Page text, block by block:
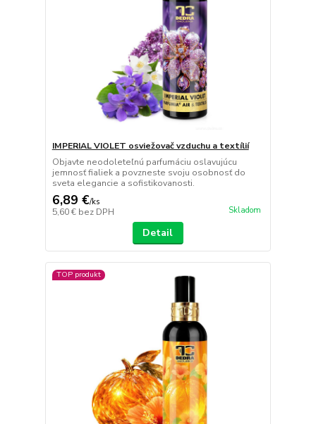
IMPERIAL VIOLET osviežovač vzduchu a textílií
Objavte neodoleteľnú parfumáciu oslavujúcu
jemnosť fialiek a povzneste svoju osobnosť do
sveta elegancie a sofistikovanosti.
6,89 €/ks
5,60 € bez DPH Skladom
Detail
TOP produkt